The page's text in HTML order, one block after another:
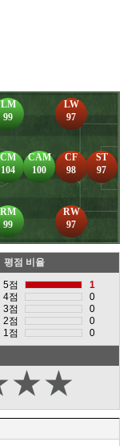
RM
99
CM
104
LM
99
CAM
100
LW
97
CF
98
RW
97
ST
97
평점 비율
5점
1
4점
0
3점
0
2점
0
1점
0
★★